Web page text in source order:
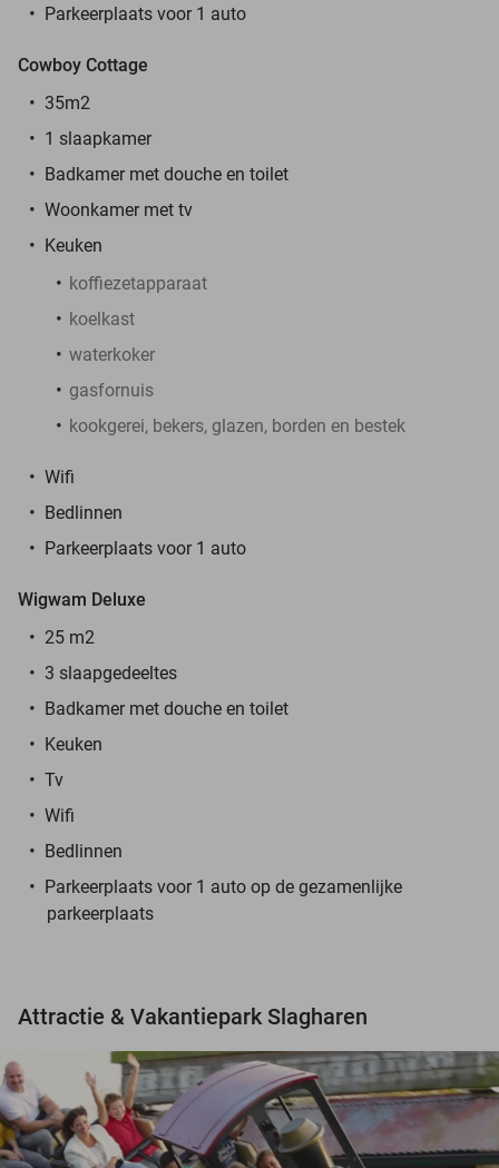
Parkeerplaats voor 1 auto
Cowboy Cottage
35m2
1 slaapkamer
Badkamer met douche en toilet
Woonkamer met tv
Keuken
koffiezetapparaat
koelkast
waterkoker
gasfornuis
kookgerei, bekers, glazen, borden en bestek
Wifi
Bedlinnen
Parkeerplaats voor 1 auto
Wigwam Deluxe
25 m2
3 slaapgedeeltes
Badkamer met douche en toilet
Keuken
Tv
Wifi
Bedlinnen
Parkeerplaats voor 1 auto op de gezamenlijke
parkeerplaats
Attractie & Vakantiepark Slagharen